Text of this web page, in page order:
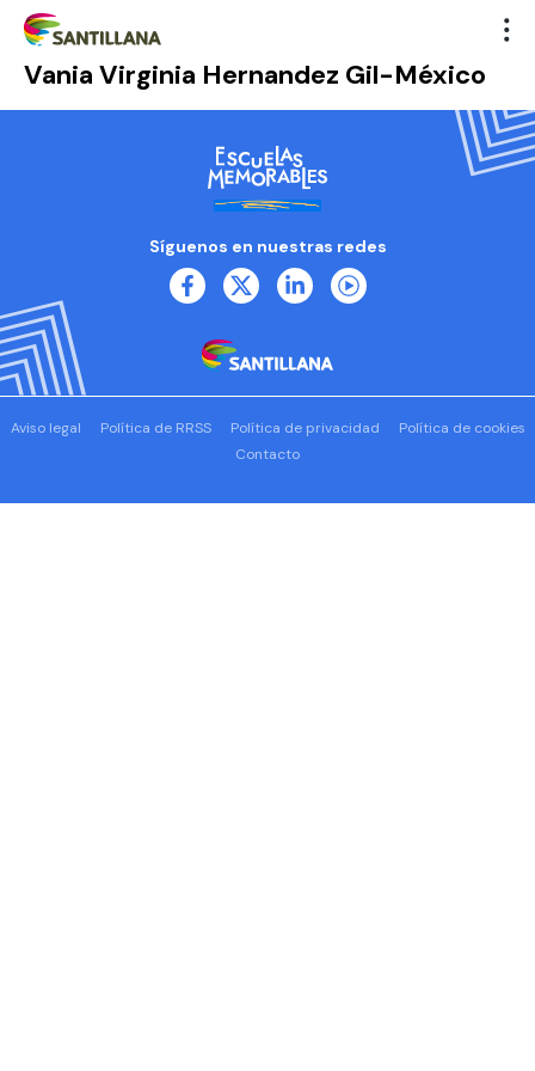
Vania Virginia Hernandez Gil-México
Síguenos en nuestras redes
Aviso legal Política de RRSS Política de privacidad
Política de cookies
Contacto